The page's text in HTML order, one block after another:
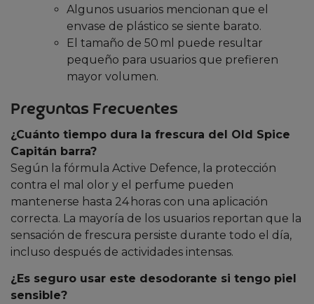
Algunos usuarios mencionan que el
envase de plástico se siente barato.
El tamaño de 50 ml puede resultar
pequeño para usuarios que prefieren
mayor volumen.
Preguntas Frecuentes
¿Cuánto tiempo dura la frescura del Old Spice
Capitán barra?
Según la fórmula Active Defence, la protección
contra el mal olor y el perfume pueden
mantenerse hasta 24 horas con una aplicación
correcta. La mayoría de los usuarios reportan que la
sensación de frescura persiste durante todo el día,
incluso después de actividades intensas.
¿Es seguro usar este desodorante si tengo piel
sensible?